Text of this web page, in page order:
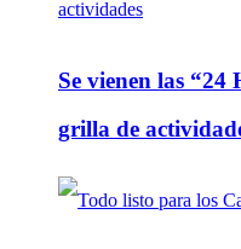
Se vienen las “24
grilla de